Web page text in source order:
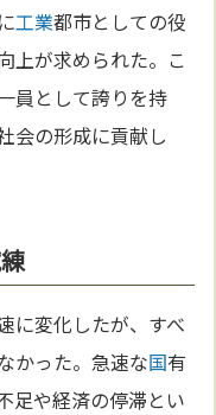
工業都市としての役
上が求められた。こ
員として誇りを持
会の形成に貢献し
に変化したが、すべ
かった。急速な国有
足や経済の停滞とい